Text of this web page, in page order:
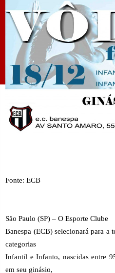
Fonte: ECB
São Paulo (SP) – O Esporte Clube
Banespa (ECB) selecionará para a
categorias
Infantil e Infanto, nascidas entre
em seu ginásio,